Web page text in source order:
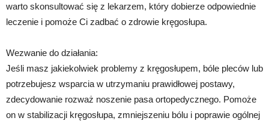
warto skonsultować się z lekarzem, który dobierze odpowiednie
leczenie i pomoże Ci zadbać o zdrowie kręgosłupa.
Wezwanie do działania:
Jeśli masz jakiekolwiek problemy z kręgosłupem, bóle pleców lub
potrzebujesz wsparcia w utrzymaniu prawidłowej postawy,
zdecydowanie rozważ noszenie pasa ortopedycznego. Pomoże
on w stabilizacji kręgosłupa, zmniejszeniu bólu i poprawie ogólnej